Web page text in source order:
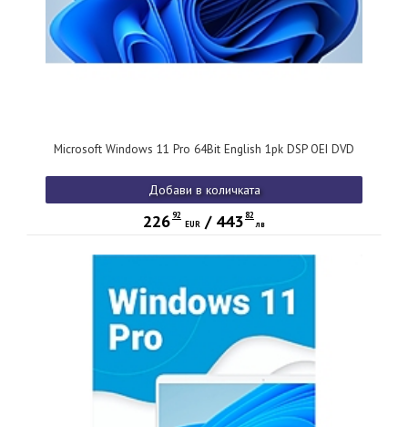
Microsoft Windows 11 Pro 64Bit English 1pk DSP OEI DVD
Добави в количката
22692
EUR / 44382
лв